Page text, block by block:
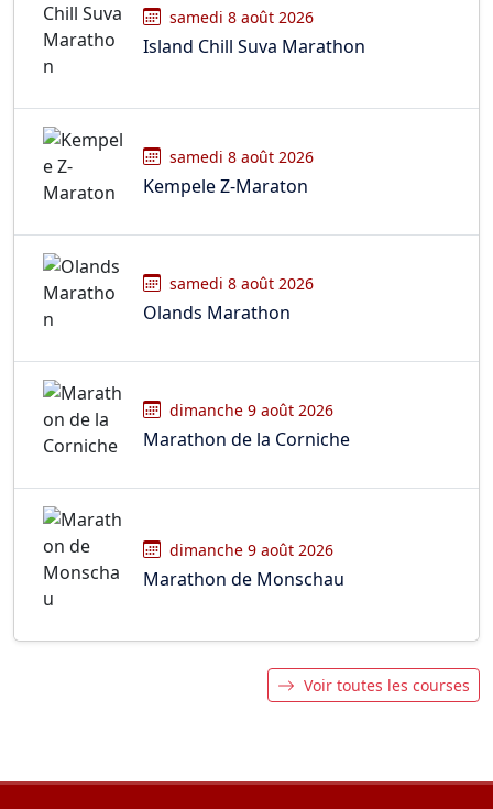
samedi 8 août 2026
Island Chill Suva Marathon
samedi 8 août 2026
Kempele Z-Maraton
samedi 8 août 2026
Olands Marathon
dimanche 9 août 2026
Marathon de la Corniche
dimanche 9 août 2026
Marathon de Monschau
Voir toutes les courses